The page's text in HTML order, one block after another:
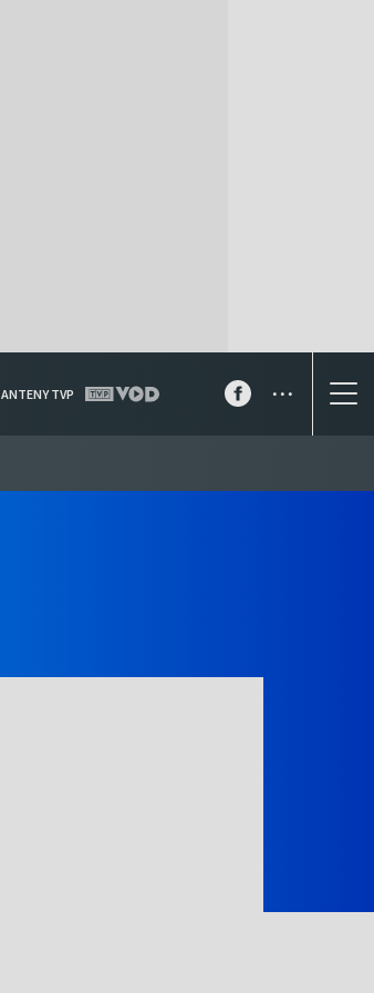
ANTENY TVP ...